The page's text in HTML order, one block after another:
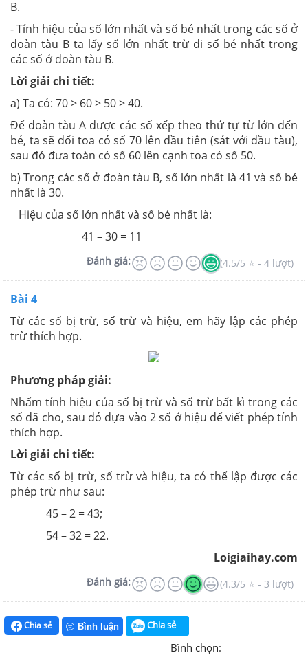
B.
- Tính hiệu của số lớn nhất và số bé nhất trong các số ở
đoàn tàu B ta lấy số lớn nhất trừ đi số bé nhất trong
các số ở đoàn tàu B.
Lời giải chi tiết:
a) Ta có: 70 > 60 > 50 > 40.
Để đoàn tàu A được các số xếp theo thứ tự từ lớn đến
bé, ta sẽ đổi toa có số 70 lên đầu tiên (sát với đầu tàu),
sau đó đưa toàn có số 60 lên cạnh toa có số 50.
b) Trong các số ở đoàn tàu B, số lớn nhất là 41 và số bé
nhất là 30.
Hiệu của số lớn nhất và số bé nhất là:
41 – 30 = 11
Đánh giá: (4.5/5 ⭐ - 4 lượt)
Bài 4
Từ các số bị trừ, số trừ và hiệu, em hãy lập các phép
trừ thích hợp.
Phương pháp giải:
Nhẩm tính hiệu của số bị trừ và số trừ bất kì trong các
số đã cho, sau đó dựa vào 2 số ở hiệu để viết phép tính
thích hợp.
Lời giải chi tiết:
Từ các số bị trừ, số trừ và hiệu, ta có thể lập được các
phép trừ như sau:
45 – 2 = 43;
54 – 32 = 22.
Loigiaihay.com
Đánh giá: (4.3/5 ⭐ - 3 lượt)
Chia sẻ Bình luận Chia sẻ
Bình chọn: